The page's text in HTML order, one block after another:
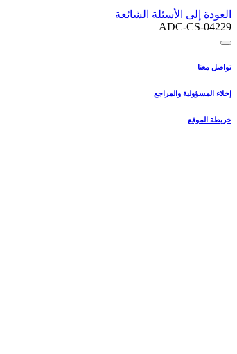
العودة إلى الأسئلة الشائعة
ADC-CS-04229
تواصل معنا
إخلاء المسؤولية والمراجع
خريطة الموقع